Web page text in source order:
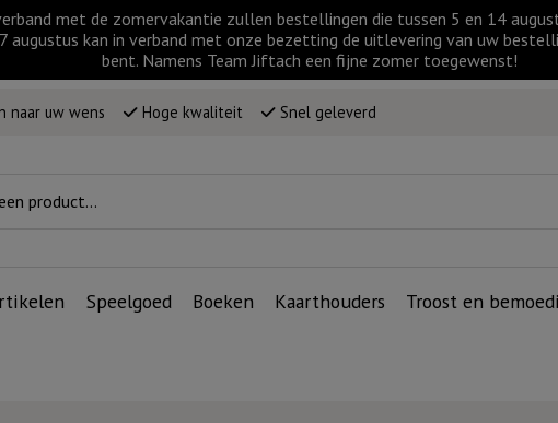
met de zomervakantie zullen bestellingen die tussen 5 en 14
kan in verband met onze bezetting de uitlevering van uw
bent. Namens Team Jiftach een fijne zomer toegewenst!
naar uw wens Hoge kwaliteit Snel geleverd
Speelgoed Boeken Kaarthouders Troost en